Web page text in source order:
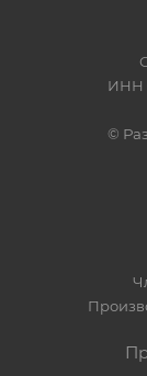
ИНН
©